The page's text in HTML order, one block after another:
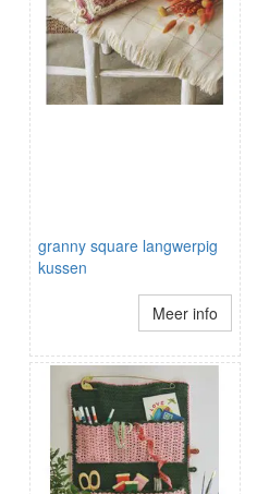
granny square langwerpig
kussen
Meer info